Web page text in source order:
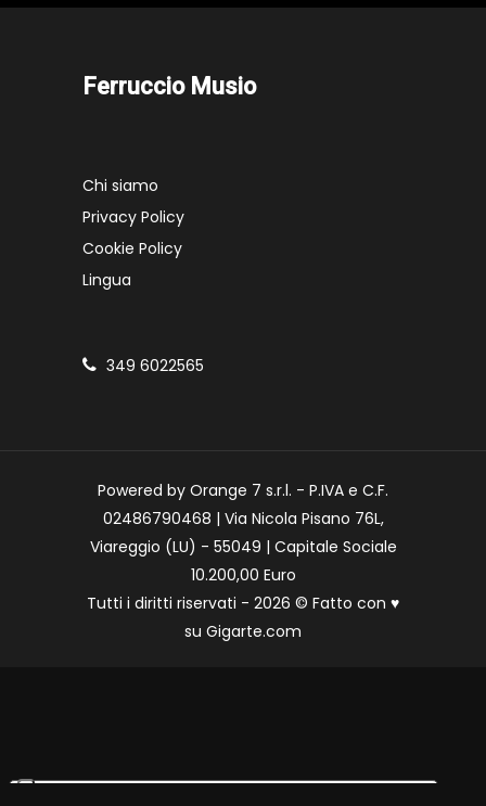
Ferruccio Musio
Chi siamo
Privacy Policy
Cookie Policy
Lingua
349 6022565
Powered by Orange 7 s.r.l. - P.IVA e C.F.
02486790468 | Via Nicola Pisano 76L,
Viareggio (LU) - 55049 | Capitale Sociale
10.200,00 Euro
Tutti i diritti riservati - 2026 © Fatto con ♥
su Gigarte.com